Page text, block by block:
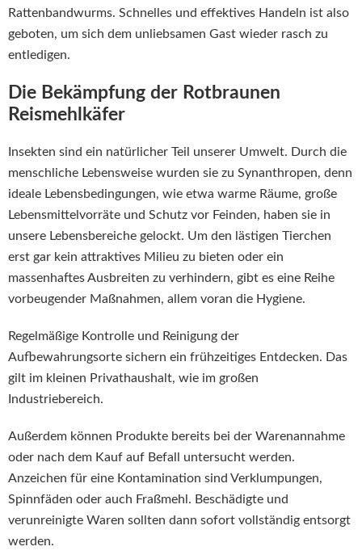
Rattenbandwurms. Schnelles und effektives Handeln ist also
geboten, um sich dem unliebsamen Gast wieder rasch zu
entledigen.
Die Bekämpfung der Rotbraunen
Reismehlkäfer
Insekten sind ein natürlicher Teil unserer Umwelt. Durch die
menschliche Lebensweise wurden sie zu Synanthropen, denn
ideale Lebensbedingungen, wie etwa warme Räume, große
Lebensmittelvorräte und Schutz vor Feinden, haben sie in
unsere Lebensbereiche gelockt. Um den lästigen Tierchen
erst gar kein attraktives Milieu zu bieten oder ein
massenhaftes Ausbreiten zu verhindern, gibt es eine Reihe
vorbeugender Maßnahmen, allem voran die Hygiene.
Regelmäßige Kontrolle und Reinigung der
Aufbewahrungsorte sichern ein frühzeitiges Entdecken. Das
gilt im kleinen Privathaushalt, wie im großen
Industriebereich.
Außerdem können Produkte bereits bei der Warenannahme
oder nach dem Kauf auf Befall untersucht werden.
Anzeichen für eine Kontamination sind Verklumpungen,
Spinnfäden oder auch Fraßmehl. Beschädigte und
verunreinigte Waren sollten dann sofort vollständig entsorgt
werden.